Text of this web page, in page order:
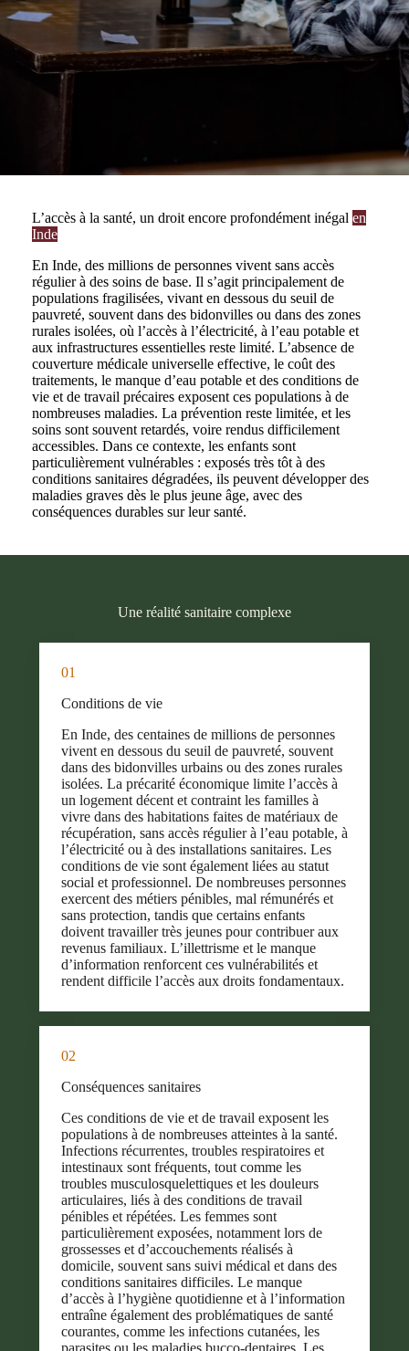
L’accès à la santé, un droit encore profondément inégal en
Inde
En Inde, des millions de personnes vivent sans accès
régulier à des soins de base. Il s’agit principalement de
populations fragilisées, vivant en dessous du seuil de
pauvreté, souvent dans des bidonvilles ou dans des zones
rurales isolées, où l’accès à l’électricité, à l’eau potable et
aux infrastructures essentielles reste limité. L’absence de
couverture médicale universelle effective, le coût des
traitements, le manque d’eau potable et des conditions de
vie et de travail précaires exposent ces populations à de
nombreuses maladies. La prévention reste limitée, et les
soins sont souvent retardés, voire rendus difficilement
accessibles. Dans ce contexte, les enfants sont
particulièrement vulnérables : exposés très tôt à des
conditions sanitaires dégradées, ils peuvent développer des
maladies graves dès le plus jeune âge, avec des
conséquences durables sur leur santé.
Une réalité sanitaire complexe
01
Conditions de vie
En Inde, des centaines de millions de personnes
vivent en dessous du seuil de pauvreté, souvent
dans des bidonvilles urbains ou des zones rurales
isolées. La précarité économique limite l’accès à
un logement décent et contraint les familles à
vivre dans des habitations faites de matériaux de
récupération, sans accès régulier à l’eau potable, à
l’électricité ou à des installations sanitaires. Les
conditions de vie sont également liées au statut
social et professionnel. De nombreuses personnes
exercent des métiers pénibles, mal rémunérés et
sans protection, tandis que certains enfants
doivent travailler très jeunes pour contribuer aux
revenus familiaux. L’illettrisme et le manque
d’information renforcent ces vulnérabilités et
rendent difficile l’accès aux droits fondamentaux.
02
Conséquences sanitaires
Ces conditions de vie et de travail exposent les
populations à de nombreuses atteintes à la santé.
Infections récurrentes, troubles respiratoires et
intestinaux sont fréquents, tout comme les
troubles musculosquelettiques et les douleurs
articulaires, liés à des conditions de travail
pénibles et répétées. Les femmes sont
particulièrement exposées, notamment lors de
grossesses et d’accouchements réalisés à
domicile, souvent sans suivi médical et dans des
conditions sanitaires difficiles. Le manque
d’accès à l’hygiène quotidienne et à l’information
entraîne également des problématiques de santé
courantes, comme les infections cutanées, les
parasites ou les maladies bucco-dentaires. Les